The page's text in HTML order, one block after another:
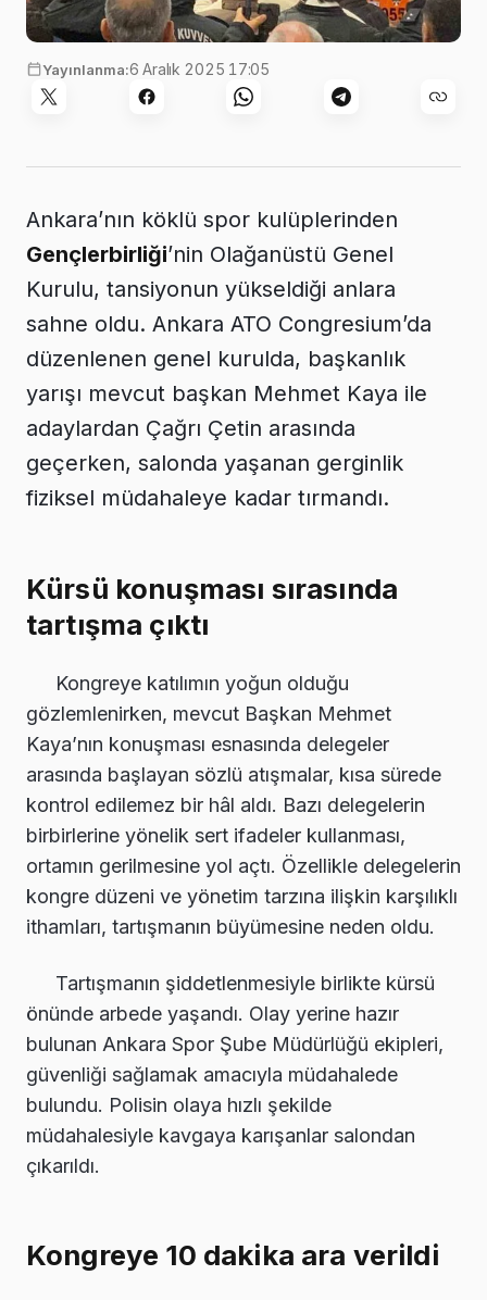
Yayınlanma:6 Aralık 2025 17:05
Ankara’nın köklü spor kulüplerinden
Gençlerbirliği’nin Olağanüstü Genel
Kurulu, tansiyonun yükseldiği anlara
sahne oldu. Ankara ATO Congresium’da
düzenlenen genel kurulda, başkanlık
yarışı mevcut başkan Mehmet Kaya ile
adaylardan Çağrı Çetin arasında
geçerken, salonda yaşanan gerginlik
fiziksel müdahaleye kadar tırmandı.
Kürsü konuşması sırasında
tartışma çıktı
Kongreye katılımın yoğun olduğu
gözlemlenirken, mevcut Başkan Mehmet
Kaya’nın konuşması esnasında delegeler
arasında başlayan sözlü atışmalar, kısa sürede
kontrol edilemez bir hâl aldı. Bazı delegelerin
birbirlerine yönelik sert ifadeler kullanması,
ortamın gerilmesine yol açtı. Özellikle delegelerin
kongre düzeni ve yönetim tarzına ilişkin karşılıklı
ithamları, tartışmanın büyümesine neden oldu.
Tartışmanın şiddetlenmesiyle birlikte kürsü
önünde arbede yaşandı. Olay yerine hazır
bulunan Ankara Spor Şube Müdürlüğü ekipleri,
güvenliği sağlamak amacıyla müdahalede
bulundu. Polisin olaya hızlı şekilde
müdahalesiyle kavgaya karışanlar salondan
çıkarıldı.
Kongreye 10 dakika ara verildi